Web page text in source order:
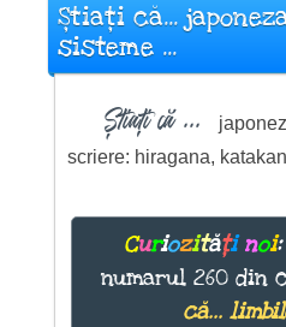
Știați că...
sisteme ...
Știați că ...
scriere: hiragana,
Curiozități noi:
numarul 260 din
că...